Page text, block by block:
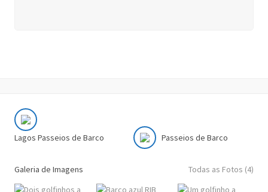
Lagos Passeios de Barco Passeios de Barco
Galeria de Imagens Todas as Fotos (4)